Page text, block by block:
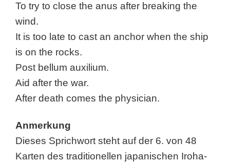
To try to close the anus after breaking the
wind.
It is too late to cast an anchor when the ship
is on the rocks.
Post bellum auxilium.
Aid after the war.
After death comes the physician.
Anmerkung
Dieses Sprichwort steht auf der 6. von 48
Karten des traditionellen japanischen Iroha-